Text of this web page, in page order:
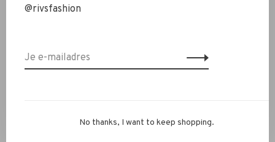
Contact
Personal Styling / Private Shopping
@rivsfashion
No thanks, I want to keep shopping.